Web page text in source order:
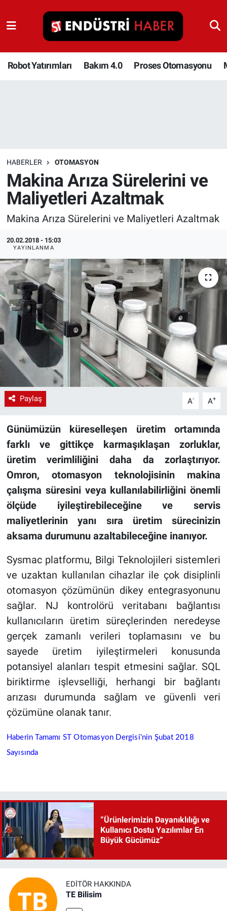
Robot Yatırımları Bakım 4.0 Proses Otomasyonu
HABERLER OTOMASYON
Makina Arıza Sürelerini ve
Maliyetleri Azaltmak
Makina Arıza Sürelerini ve Maliyetleri Azaltmak
20.02.2018 - 15:03
YAYINLANMA
Paylaş A- A+
Günümüzün küreselleşen üretim ortamında
farklı ve gittikçe karmaşıklaşan zorluklar,
üretim verimliliğini daha da zorlaştırıyor.
Omron, otomasyon teknolojisinin makina
çalışma süresini veya kullanılabilirliğini önemli
ölçüde iyileştirebileceğine ve servis
maliyetlerinin yanı sıra üretim sürecinizin
aksama durumunu azaltabileceğine inanıyor.
Sysmac platformu, Bilgi Teknolojileri sistemleri
ve uzaktan kullanılan cihazlar ile çok disiplinli
otomasyon çözümünün dikey entegrasyonunu
sağlar. NJ kontrolörü veritabanı bağlantısı
kullanıcıların üretim süreçlerinden neredeyse
gerçek zamanlı verileri toplamasını ve bu
sayede üretim iyileştirmeleri konusunda
potansiyel alanları tespit etmesini sağlar. SQL
biriktirme işlevselliği, herhangi bir bağlantı
arızası durumunda sağlam ve güvenli veri
çözümüne olanak tanır.
Haberin Tamamı ST Otomasyon Dergisi'nin Şubat 2018
Sayısında
“Ürünlerimizin Dayanıklılığı ve
Kullanıcı Dostu Yazılımlar En
Büyük Gücümüz”
EDITÖR HAKKINDA
TE Bilisim
Robot Yatırımları
Bakım 4.0
Depolama Çözümleri
İnşaat ve Malzeme
HaberOrtak
EndüstriST
Enerjisini Üreten Fabrikalar
Endüstri 4.0 Uygulamaları
Ağır Sanayi Çözümleri